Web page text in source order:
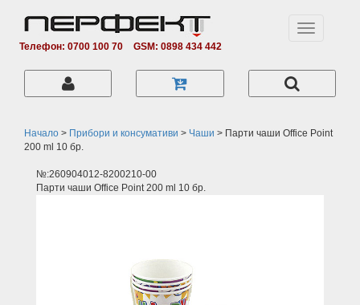
Телефон: 0700 100 70 GSM: 0898 434 442
Toggle
Начало > Прибори и консумативи > Чаши > Парти чаши Office Point
200 ml 10 бр.
№:260904012-8200210-00
Парти чаши Office Point 200 ml 10 бр.